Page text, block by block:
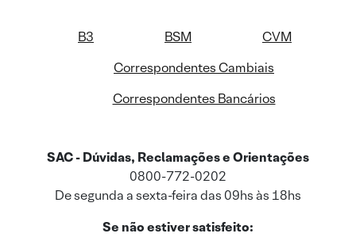
B3 BSM
CVM
Correspondentes Cambiais
Correspondentes Bancários
SAC - Dúvidas, Reclamações e Orientações
0800-772-0202
De segunda a sexta-feira das 09hs às 18hs
Se não estiver satisfeito: